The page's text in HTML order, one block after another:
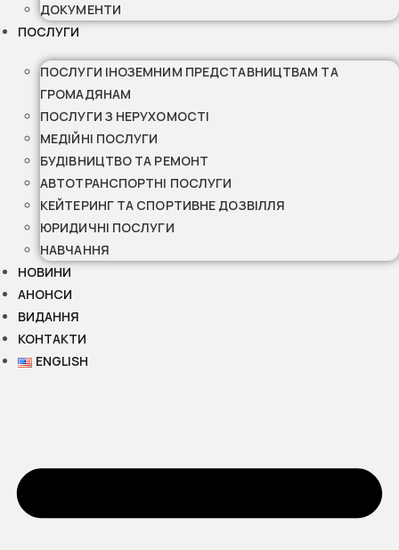
ДОКУМЕНТИ
ПОСЛУГИ
ПОСЛУГИ ІНОЗЕМНИМ ПРЕДСТАВНИЦТВАМ ТА
ГРОМАДЯНАМ
ПОСЛУГИ З НЕРУХОМОСТІ
МЕДІЙНІ ПОСЛУГИ
БУДІВНИЦТВО ТА РЕМОНТ
АВТОТРАНСПОРТНІ ПОСЛУГИ
КЕЙТЕРИНГ ТА СПОРТИВНЕ ДОЗВІЛЛЯ
ЮРИДИЧНІ ПОСЛУГИ
НАВЧАННЯ
НОВИНИ
АНОНСИ
ВИДАННЯ
КОНТАКТИ
ENGLISH